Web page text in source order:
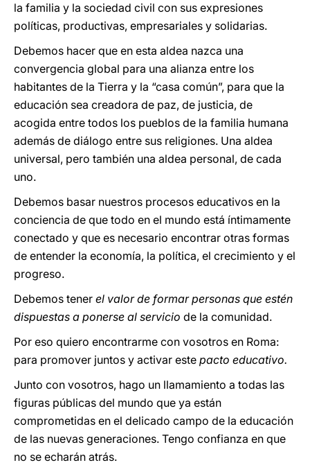
la familia y la sociedad civil con sus expresiones
políticas, productivas, empresariales y solidarias.
Debemos hacer que en esta aldea nazca una
convergencia global para una alianza entre los
habitantes de la Tierra y la “casa común”, para que la
educación sea creadora de paz, de justicia, de
acogida entre todos los pueblos de la familia humana
además de diálogo entre sus religiones. Una aldea
universal, pero también una aldea personal, de cada
uno.
Debemos basar nuestros procesos educativos en la
conciencia de que todo en el mundo está íntimamente
conectado y que es necesario encontrar otras formas
de entender la economía, la política, el crecimiento y el
progreso.
Debemos tener el valor de formar personas que estén
dispuestas a ponerse al servicio de la comunidad.
Por eso quiero encontrarme con vosotros en Roma:
para promover juntos y activar este pacto educativo.
Junto con vosotros, hago un llamamiento a todas las
figuras públicas del mundo que ya están
comprometidas en el delicado campo de la educación
de las nuevas generaciones. Tengo confianza en que
no se echarán atrás.